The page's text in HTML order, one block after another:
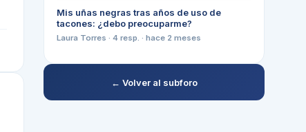
Mis uñas negras tras años de uso de
tacones: ¿debo preocuparme?
Laura Torres · 4 resp. · hace 2 meses
← Volver al subforo